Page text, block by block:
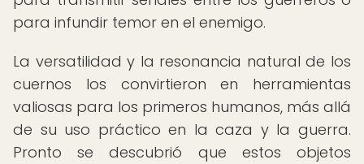
para infundir temor en el enemigo.
La versatilidad y la resonancia natural de los
cuernos los convirtieron en herramientas
valiosas para los primeros humanos, más allá
de su uso práctico en la caza y la guerra.
Pronto se descubrió que estos objetos